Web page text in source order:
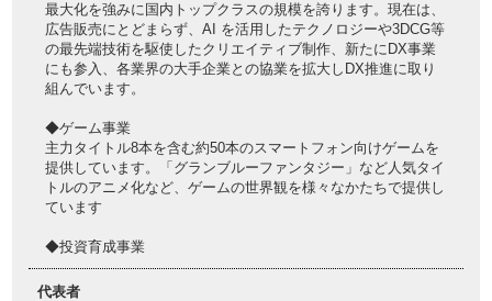
最大化を強みに国内トップクラスの規模を誇ります。現在は、
広告販売にとどまらず、AI を活用したテクノロジーや3DCG等
の最先端技術を駆使したクリエイティブ制作、新たにDX事業
にも参入、各業界の大手企業との協業を拡大しDX推進に取り
組んでいます。
◆ゲーム事業
主力タイトル8本を含む約50本のスマートフォン向けゲームを
提供しています。「グランブルーファンタジー」など人気タイ
トルのアニメ化など、ゲームの世界観を様々なかたちで提供し
ています
◆投資育成事業
代表者